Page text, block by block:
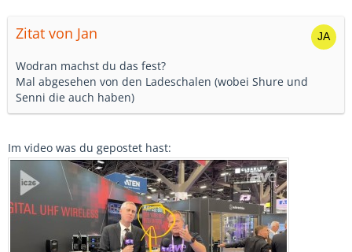
Zitat von Jan
Wodran machst du das fest?
Mal abgesehen von den Ladeschalen (wobei Shure und
Senni die auch haben)
Im video was du gepostet hast: